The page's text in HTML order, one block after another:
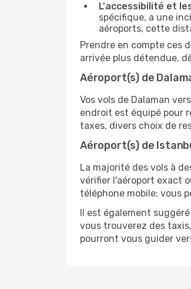
L'accessibilité et
spécifique, a une
aéroports, cette
Prendre en compte ces
arrivée plus détendue,
Aéroport(s) de
Vos vols de Dalaman
endroit est équipé pour
taxes, divers choix de
Aéroport(s) de
La majorité des vols à
vérifier l'aéroport exact
téléphone mobile; vous
Il est également
vous trouverez des
pourront vous guider